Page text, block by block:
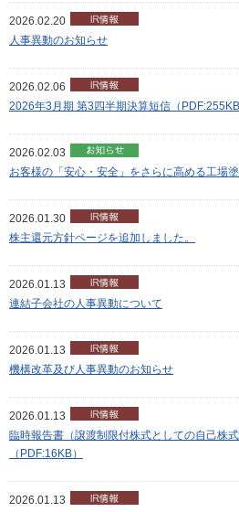
2026.02.20
人事異動のお知らせ
2026.02.06
2026年3月期 第3四半期決算短信（PDF:255KB
2026.02.03
お客様の「安心・安全」をさらに高める工場
2026.01.30
株主還元方針ページを追加しました。
2026.01.13
連結子会社の人事異動について
2026.01.13
機構改革及び人事異動のお知らせ
2026.01.13
臨時報告書（譲渡制限付株式としての自己株
（PDF:16KB）
2026.01.13